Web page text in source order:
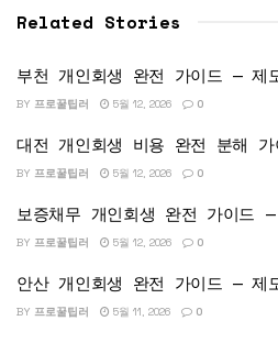
Related Stories
부천 개인회생 완전 가이드 — 제
BY 프로꿀팁러 5월 12, 2026 0
대전 개인회생 비용 완전 분해 가
BY 프로꿀팁러 5월 12, 2026 0
보증채무 개인회생 완전 가이드
BY 프로꿀팁러 5월 12, 2026 0
안산 개인회생 완전 가이드 — 제
BY 프로꿀팁러 5월 11, 2026 0